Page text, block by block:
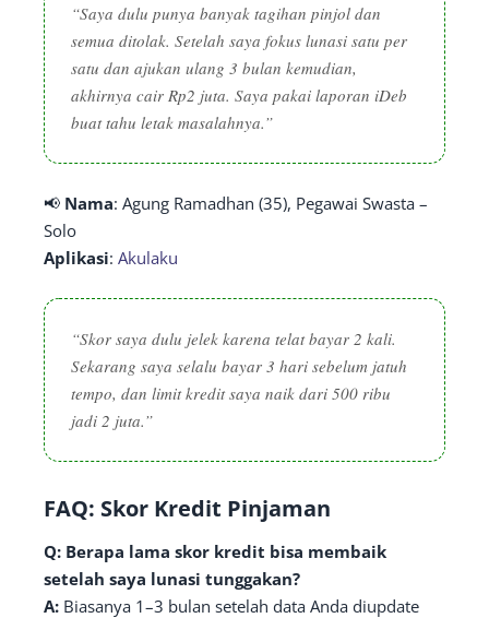
“Saya dulu punya banyak tagihan pinjol dan
semua ditolak. Setelah saya fokus lunasi satu per
satu dan ajukan ulang 3 bulan kemudian,
akhirnya cair Rp2 juta. Saya pakai laporan iDeb
buat tahu letak masalahnya.”
📢 Nama: Agung Ramadhan (35), Pegawai Swasta –
Solo
Aplikasi: Akulaku
“Skor saya dulu jelek karena telat bayar 2 kali.
Sekarang saya selalu bayar 3 hari sebelum jatuh
tempo, dan limit kredit saya naik dari 500 ribu
jadi 2 juta.”
FAQ: Skor Kredit Pinjaman
Q: Berapa lama skor kredit bisa membaik
setelah saya lunasi tunggakan?
A: Biasanya 1–3 bulan setelah data Anda diupdate